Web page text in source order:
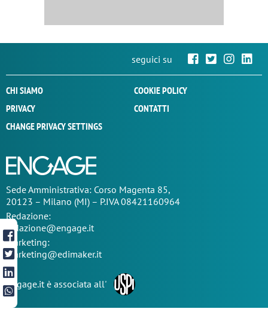
seguici su
CHI SIAMO
COOKIE POLICY
PRIVACY
CONTATTI
CHANGE PRIVACY SETTINGS
SedeAmministrativa: Corso Magenta 85,
20123 – Milano (MI) – P.IVA 08421160964
Redazione:
redazione@engage.it
Marketing:
marketing@edimaker.it
Engage.it è associata all'